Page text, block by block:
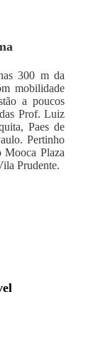
300 m da
mobilidade
a poucos
Prof. Luiz
Paes de
Pertinho
Mooca Plaza
Prudente.